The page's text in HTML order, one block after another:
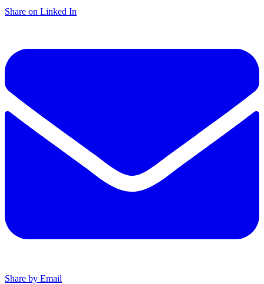
Share on Linked In
Share by Email